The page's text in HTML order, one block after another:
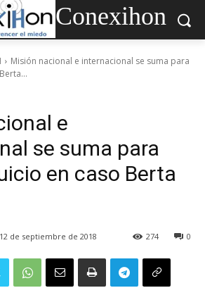
Conexihon
Misión nacional e internacional se suma para
e
se suma para
en caso Berta
12 de septiembre de 2018 0
274